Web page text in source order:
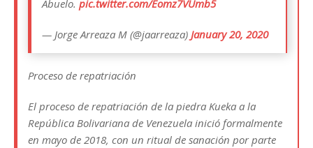
Abuelo. pic.twitter.com/Eomz7VUmb5
— Jorge Arreaza M (@jaarreaza) January 20, 2020
Proceso de repatriación
El proceso de repatriación de la piedra Kueka a la
República Bolivariana de Venezuela inició formalmente
en mayo de 2018, con un ritual de sanación por parte